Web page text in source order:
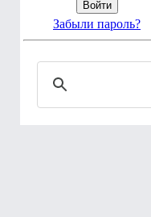
Забыли пароль?